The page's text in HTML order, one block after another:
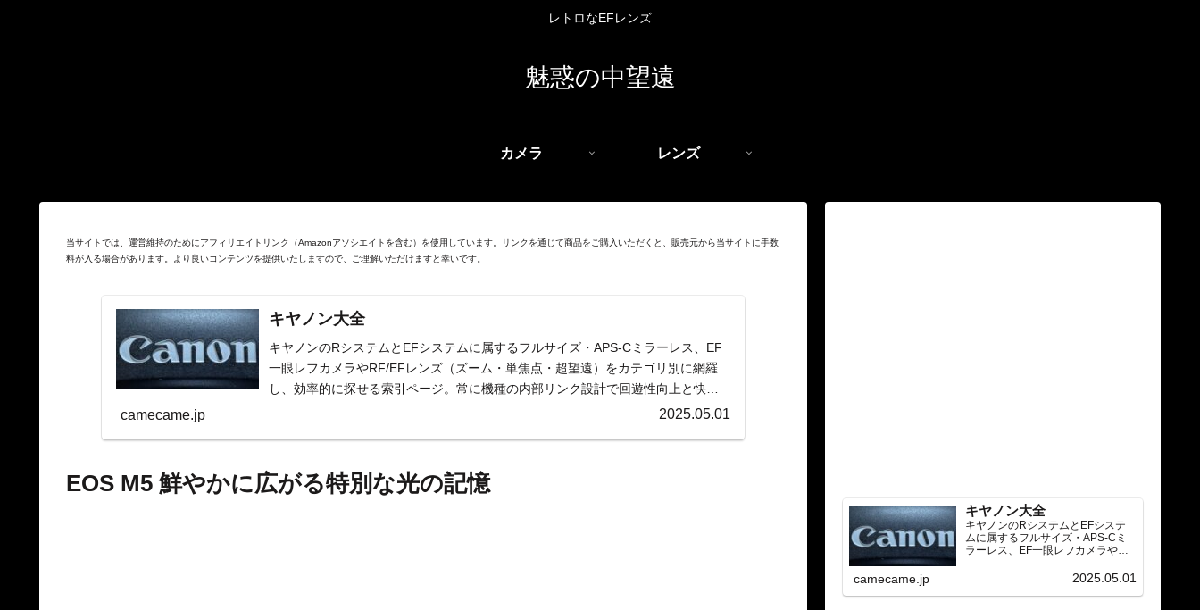
レトロなEFレンズ
魅惑の中望遠
カメラ レンズ
当サイトでは、運営維持のためにアフィリエイトリンク（Amazonアソシエイトを含む）を使用しています。リンクを通じて商品をご購入いただくと、販売元から当サイトに手数
料が入る場合があります。より良いコンテンツを提供いたしますので、ご理解いただけますと幸いです。
キヤノン大全
キヤノンのRシステムとEFシステムに属するフルサイズ・APS-Cミラーレス、EF
一眼レフカメラやRF/EFレンズ（ズーム・単焦点・超望遠）をカテゴリ別に網羅
し、効率的に探せる索引ページ。常に機種の内部リンク設計で回遊性向上と快適
camecame.jp 2025.05.01
EOS M5 鮮やかに広がる特別な光の記憶
キヤノン大全
キヤノンのRシステムとEFシステ
ムに属するフルサイズ・APS-Cミ
ラーレス、EF一眼レフカメラや
望遠）をカテゴリ別に網羅し、効
種の内部リンク設計で回遊性向上
camecame.jp 2025.05.01